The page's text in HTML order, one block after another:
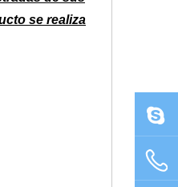
se realiza